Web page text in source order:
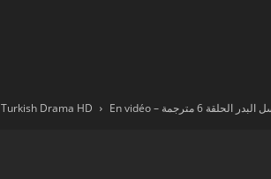
Turkish Drama HD